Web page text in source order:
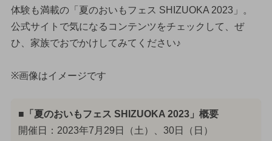
体験も満載の「夏のおいもフェス SHIZUOKA 2023」。
公式サイトで気になるコンテンツをチェックして、ぜ
ひ、家族でおでかけしてみてください♪
※画像はイメージです
■「夏のおいもフェス SHIZUOKA 2023」概要
開催日：2023年7月29日（土）、30日（日）